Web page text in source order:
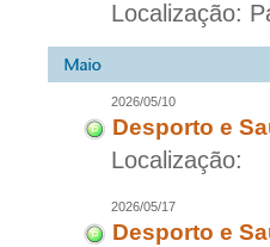
Localização:
2026/05/10
Desporto e
Localização:
2026/05/17
Desporto e